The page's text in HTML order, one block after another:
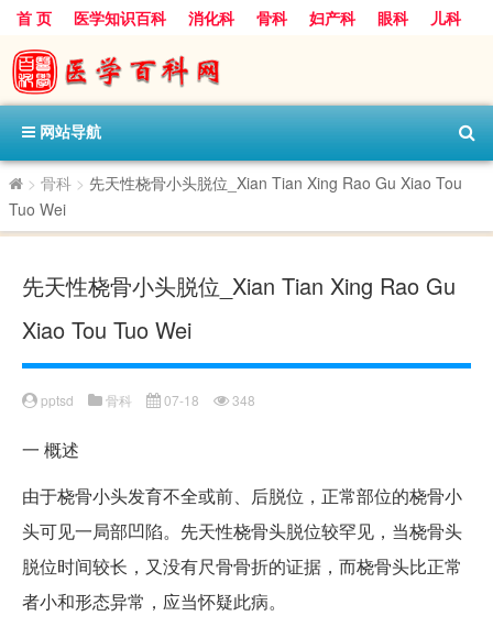
首 页 医学知识百科 消化科 骨科 妇产科 眼科
儿科
心血管病科
呼吸科 神经科
内分泌科
口腔科
网站导航
> 骨科 > 先天性桡骨小头脱位_Xian Tian Xing Rao Gu Xiao Tou
Tuo Wei
先天性桡骨小头脱位_Xian Tian Xing Rao Gu
Xiao Tou Tuo Wei
pptsd 骨科 07-18 348
一 概述
由于桡骨小头发育不全或前、后脱位，正常部位的桡骨小
头可见一局部凹陷。先天性桡骨头脱位较罕见，当桡骨头
脱位时间较长，又没有尺骨骨折的证据，而桡骨头比正常
者小和形态异常，应当怀疑此病。